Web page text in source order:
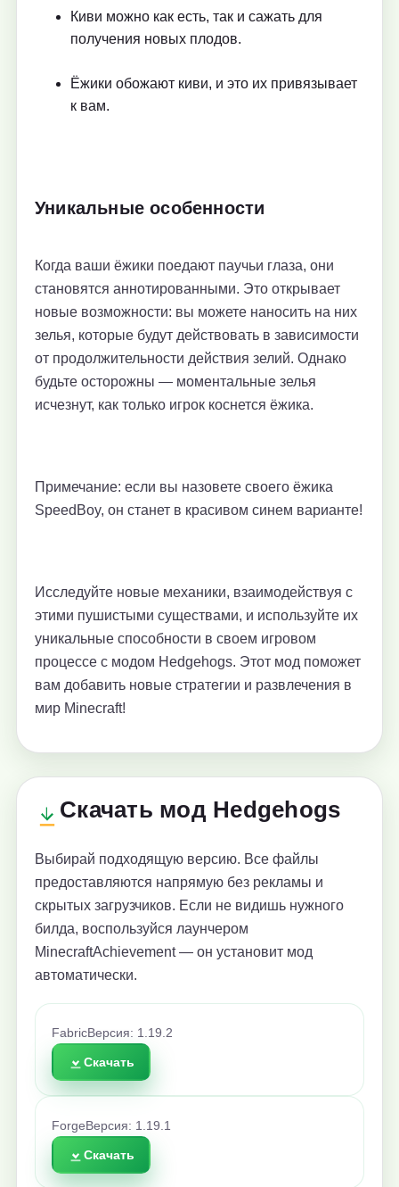
Киви можно как есть, так и сажать для
получения новых плодов.
Ёжики обожают киви, и это их привязывает
к вам.
Уникальные особенности
Когда ваши ёжики поедают паучьи глаза, они
становятся аннотированными. Это открывает
новые возможности: вы можете наносить на них
зелья, которые будут действовать в зависимости
от продолжительности действия зелий. Однако
будьте осторожны — моментальные зелья
исчезнут, как только игрок коснется ёжика.
Примечание: если вы назовете своего ёжика
SpeedBoy, он станет в красивом синем варианте!
Исследуйте новые механики, взаимодействуя с
этими пушистыми существами, и используйте их
уникальные способности в своем игровом
процессе с модом Hedgehogs. Этот мод поможет
вам добавить новые стратегии и развлечения в
мир Minecraft!
Скачать мод Hedgehogs
Выбирай подходящую версию. Все файлы
предоставляются напрямую без рекламы и
скрытых загрузчиков. Если не видишь нужного
билда, воспользуйся лаунчером
MinecraftAchievement — он установит мод
автоматически.
FabricВерсия: 1.19.2
Скачать
Forge Версия: 1.19.1
Скачать